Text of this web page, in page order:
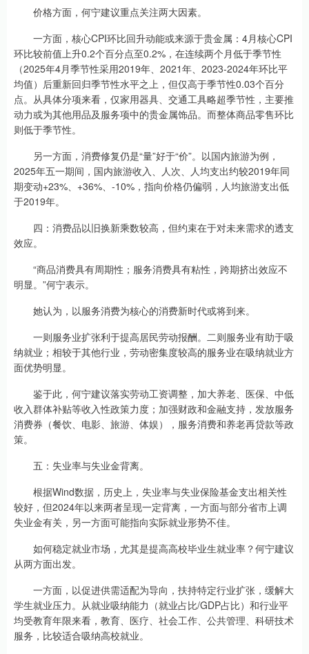
价格方面，何宁建议重点关注两大因素。
一方面，核心CPI环比回升动能或来源于贵金属：4月核心CPI
环比较前值上升0.2个百分点至0.2%，在连续两个月低于季节性
（2025年4月季节性采用2019年、2021年、2023-2024年环比平
均值）后重新回归季节性水平之上，但仅高于季节性0.03个百分
点。从具体分项来看，仅家用器具、交通工具略超季节性，主要推
动力或为其他用品及服务项中的贵金属饰品。而整体商品零售环比
则低于季节性。
另一方面，消费修复仍是“量”好于“价”。以国内旅游为例，
2025年五一期间，国内旅游收入、人次、人均支出约较2019年同
期变动+23%、+36%、-10%，指向价格仍偏弱，人均旅游支出低
于2019年。
四：消费品以旧换新乘数较高，但约束在于对未来需求的透支
效应。
“商品消费具有周期性；服务消费具有粘性，跨期挤出效应不
明显。”何宁表示。
她认为，以服务消费为核心的消费新时代或将到来。
一则服务业扩张利于提高居民劳动报酬。二则服务业有助于吸
纳就业；相较于其他行业，劳动密集度较高的服务业在吸纳就业方
面优势明显。
鉴于此，何宁建议落实劳动工资调整，加大养老、医保、中低
收入群体补贴等收入性政策力度；加强财政和金融支持，发放服务
消费券（餐饮、电影、旅游、体娱），服务消费和养老再贷款等政
策。
五：失业率与失业金背离。
根据Wind数据，历史上，失业率与失业保险基金支出相关性
较好，但2024年以来两者呈现一定背离，一方面与部分省市上调
失业金有关，另一方面可能指向实际就业形势不佳。
如何稳定就业市场，尤其是提高高校毕业生就业率？何宁建议
从两方面出发。
一方面，以促进供需适配为导向，扶持特定行业扩张，缓解大
学生就业压力。从就业吸纳能力（就业占比/GDP占比）和行业平
均受教育年限来看，教育、医疗、社会工作、公共管理、科研技术
服务，比较适合吸纳高校就业。